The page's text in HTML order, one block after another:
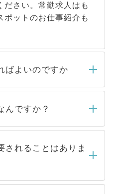
ださい。常勤求人はも
ポットのお仕事紹介も
ばよいのですか
たら、弊社担当者がご
その後メールもしくは
以内にはご連絡をせて
しばらくお待ちくださ
んですか？
取り扱っている求人の
イトからご覧いただ
」です。非公開求人は
、一般には公開してい
されることはありま
ることは一切ありませ